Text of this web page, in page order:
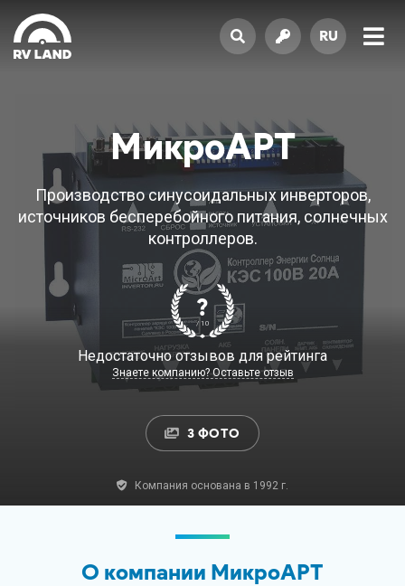
RU
МикроАРТ
Производство синусоидальных инверторов,
источников бесперебойного питания, солнечных
контроллеров.
?
/ 10
Недостаточно отзывов для рейтинга
Знаете компанию? Оставьте отзыв
3 ФОТО
Компания основана в 1992 г.
О компании МикроАРТ